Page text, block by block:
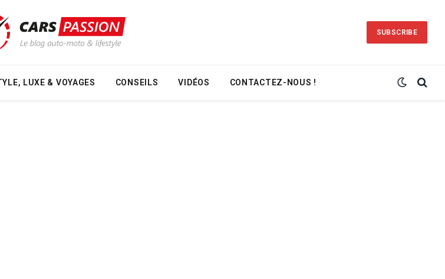
SUBSCRIBE
LUXE & VOYAGES CONSEILS VIDÉOS CONTACTEZ-NOUS !